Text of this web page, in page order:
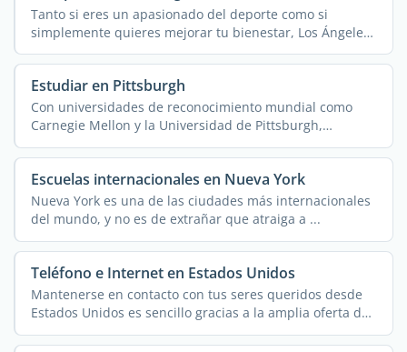
Tanto si eres un apasionado del deporte como si
simplemente quieres mejorar tu bienestar, Los Ángeles
(LA) ...
Estudiar en Pittsburgh
Con universidades de reconocimiento mundial como
Carnegie Mellon y la Universidad de Pittsburgh,
Pittsburgh atrae ...
Escuelas internacionales en Nueva York
Nueva York es una de las ciudades más internacionales
del mundo, y no es de extrañar que atraiga a ...
Teléfono e Internet en Estados Unidos
Mantenerse en contacto con tus seres queridos desde
Estados Unidos es sencillo gracias a la amplia oferta de
...